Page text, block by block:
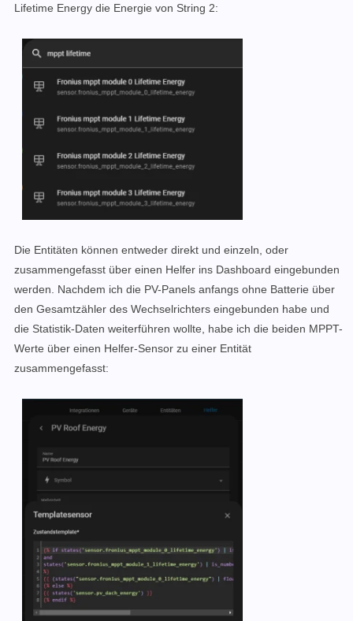
Lifetime Energy die Energie von String 2:
Die Entitäten können entweder direkt und einzeln, oder
zusammengefasst über einen Helfer ins Dashboard eingebunden
werden. Nachdem ich die PV-Panels anfangs ohne Batterie über
den Gesamtzähler des Wechselrichters eingebunden habe und
die Statistik-Daten weiterführen wollte, habe ich die beiden MPPT-
Werte über einen Helfer-Sensor zu einer Entität
zusammengefasst: